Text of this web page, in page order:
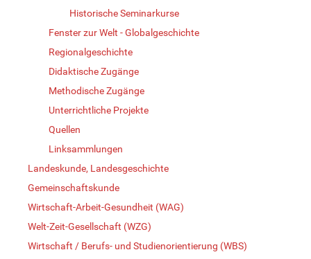
Historische Seminarkurse
Fenster zur Welt - Globalgeschichte
Regionalgeschichte
Didaktische Zugänge
Methodische Zugänge
Unterrichtliche Projekte
Quellen
Linksammlungen
Landeskunde, Landesgeschichte
Gemeinschaftskunde
Wirtschaft-Arbeit-Gesundheit (WAG)
Welt-Zeit-Gesellschaft (WZG)
Wirtschaft / Berufs- und Studienorientierung (WBS)